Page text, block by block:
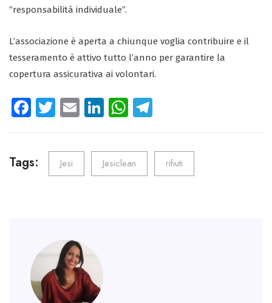
“responsabilità individuale”.
L’associazione è aperta a chiunque voglia contribuire e il
tesseramento è attivo tutto l’anno per garantire la
copertura assicurativa ai volontari.
Fa
o
ok
T
tt
er
E
ail
Li
e
dI
n
W
ts
A
p
gr
m
Tags: Jesi Jesiclean rifiuti